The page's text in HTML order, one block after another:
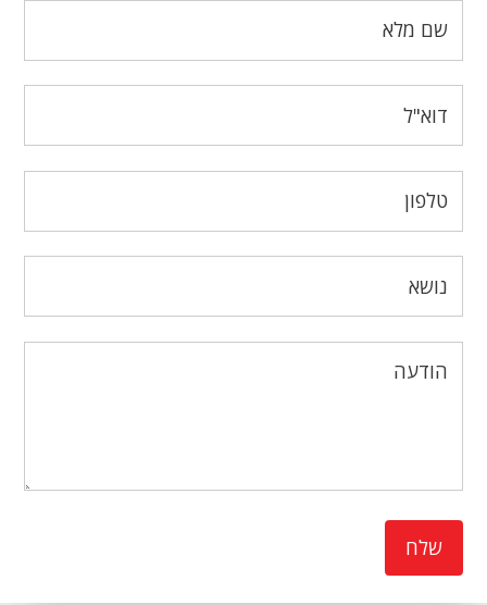
מלא*
שלח